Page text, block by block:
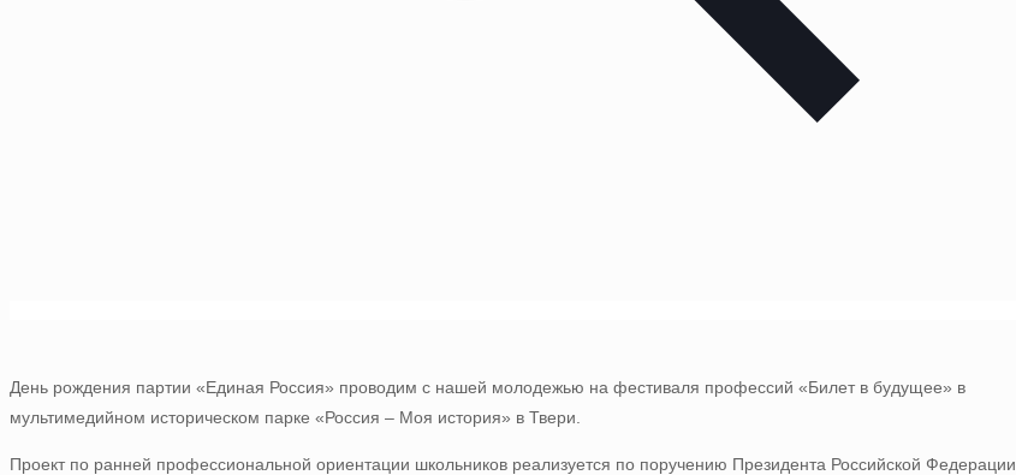
День рождения партии «Единая Россия» проводим с нашей молодежью на фестиваля профессий «Билет в будущее» в
мультимедийном историческом парке «Россия – Моя история» в Твери.
Проект по ранней профессиональной ориентации школьников реализуется по поручению Президента Российской Федерации